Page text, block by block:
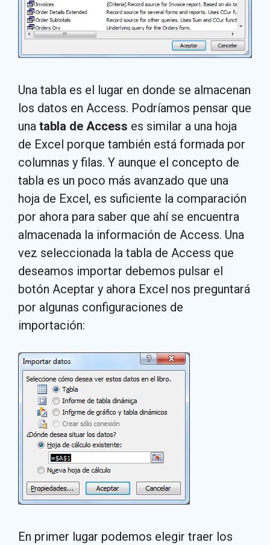
Una tabla es el lugar en donde se almacenan
los datos en Access. Podríamos pensar que
una tabla de Access es similar a una hoja
de Excel porque también está formada por
columnas y filas. Y aunque el concepto de
tabla es un poco más avanzado que una
hoja de Excel, es suficiente la comparación
por ahora para saber que ahí se encuentra
almacenada la información de Access. Una
vez seleccionada la tabla de Access que
deseamos importar debemos pulsar el
botón Aceptar y ahora Excel nos preguntará
por algunas configuraciones de
importación:
En primer lugar podemos elegir traer los